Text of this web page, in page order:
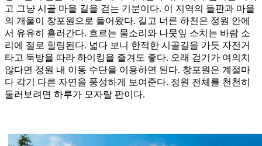
고 그냥 시골 마을 길을 걷는 기분이다. 이 지역의 들판과 마을
의 개울이 창포원으로 들어왔다. 길고 너른 하천은 정원 안에
서 유유히 흘러간다. 흐르는 물소리와 나뭇잎 스치는 바람 소
리에 절로 힐링된다. 넓다 보니 한적한 시골길을 가듯 자전거
타고 둑방을 따라 하이킹을 즐겨도 좋다. 오래 걷기가 여의치
않다면 정원 내 이동 수단을 이용하면 된다. 창포원은 계절마
다 각기 다른 자연을 풍성하게 보여준다. 정원 전체를 천천히
둘러보려면 하루가 모자랄 판이다.